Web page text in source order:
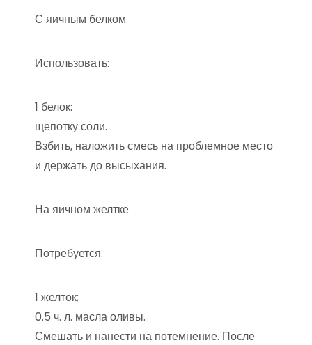
С яичным белком
Использовать:
1 белок:
щепотку соли.
Взбить, наложить смесь на проблемное место
и держать до высыхания.
На яичном желтке
Потребуется:
1 желток;
0.5 ч. л. масла оливы.
Смешать и нанести на потемнение. После